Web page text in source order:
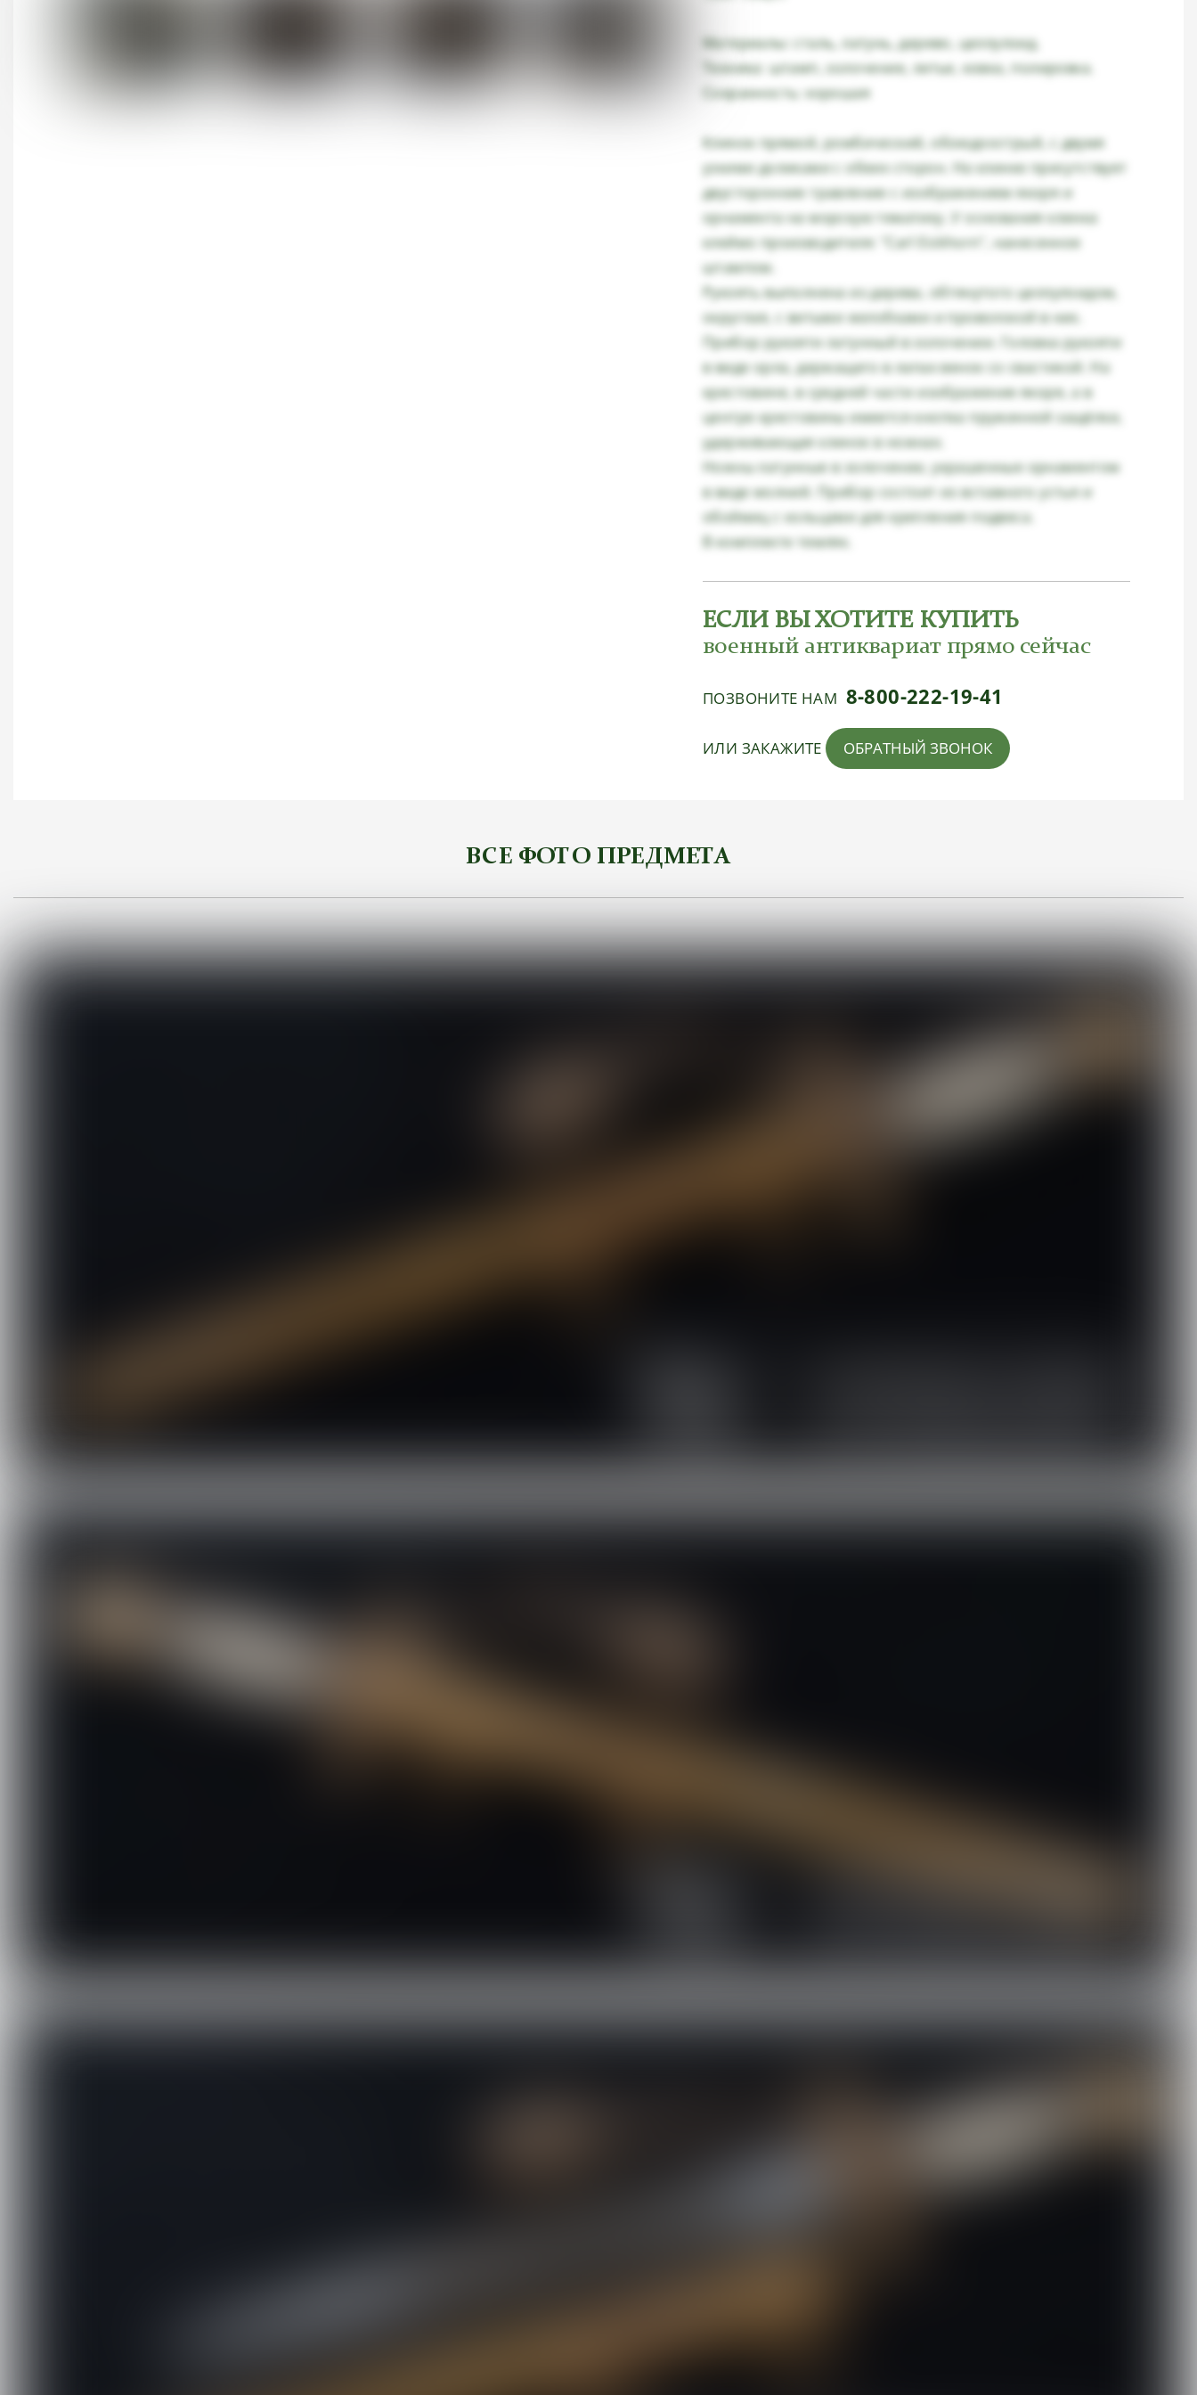
Материалы: сталь, латунь, дерево, целлулоид.
Техника: штамп, золочение, литье, ковка, полировка.
Сохранность: хорошая
Клинок прямой, ромбический, обоюдоострый, с двумя
узкими доликами с обеих сторон. На клинке присутствует
двусторонние травление с изображением якоря и
орнамента на морскую тематику. У основания клинка
клеймо производителя: "Carl Eickhorn", нанесенное
штампом.
Рукоять выполнена из дерева, обтянутого целлулоидом,
округлая, с витыми желобками и проволокой в них.
Прибор рукояти латунный в золочении. Головка рукояти
в виде орла, держащего в лапах венок со свастикой. На
крестовине, в средней части изображение якоря, а в
центре крестовины имеется кнопка пружинной защёлки,
удерживающая клинок в ножнах.
Ножны латунные в золочении, украшенные орнаментом
в виде молний. Прибор состоит из вставного устья и
обоймиц с кольцами для крепления подвеса.
В комплекте темляк.
ЕСЛИ ВЫ ХОТИТЕ КУПИТЬ
военный антиквариат прямо сейчас
ПОЗВОНИТЕ НАМ 8-800-222-19-41
ИЛИ ЗАКАЖИТЕ ОБРАТНЫЙ ЗВОНОК
ВСЕ ФОТО ПРЕДМЕТА